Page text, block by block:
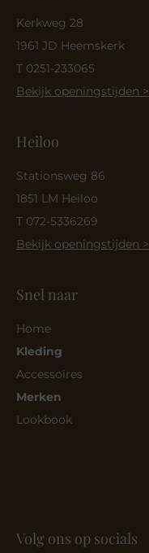
Kerkweg 28
1961 JD Heemskerk
T 0251-233065
Bekijk openingstijden >
Heiloo
Stationsweg 86
1851 LM Heiloo
T 072-5336269
Bekijk openingstijden >
Snel naar
Home
Kleding
Accessoires
Merken
Lookbook
Volg ons op socials